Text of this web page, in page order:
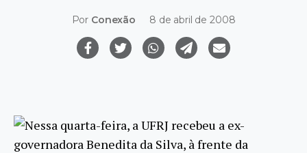
Por Conexão 8 de abril de 2008
Nessa quarta-feira, a UFRJ recebeu a ex-
governadora Benedita da Silva, à frente da